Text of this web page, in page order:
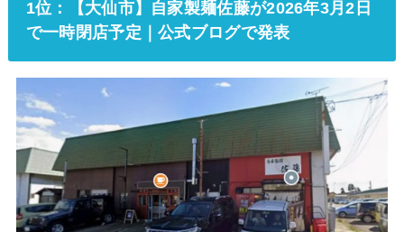
1位：【大仙市】自家製麺佐藤が2026年3月2日
で一時閉店予定｜公式ブログで発表